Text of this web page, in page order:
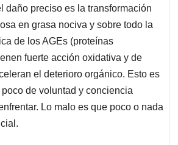
daño preciso es la transformación
en grasa nociva y sobre todo la
de los AGEs (proteínas
fuerte acción oxidativa y de
el deterioro orgánico. Esto es
de voluntad y conciencia
Lo malo es que poco o nada